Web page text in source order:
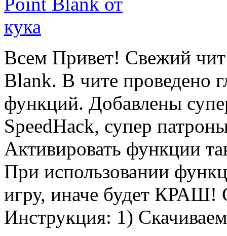
Всем Привет! Свежий
Blank. В чите проведено
функций. Добавлены
SpeedHack, супер
Активировать функции
При использовании
игру, иначе будет КРАШ!
Инструкция: 1)